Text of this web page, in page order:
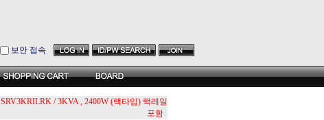
보안 접속
SRV3KRILRK / 3KVA , 2400W (랙타입) 랙레일
포함